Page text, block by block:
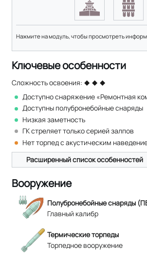
Нажмите на модуль, чтобы просмотреть
Ключевые особенности
Сложность освоения:
Доступно снаряжение «Ремонтная
Доступны полубронебойные снаряды
Низкая заметность
ГК стреляет только серией залпов
Нет торпед с акустическим
Расширенный список особенностей
Вооружение
Полубронебойные снаряды
Главный калибр
Термические торпеды
Торпедное вооружение